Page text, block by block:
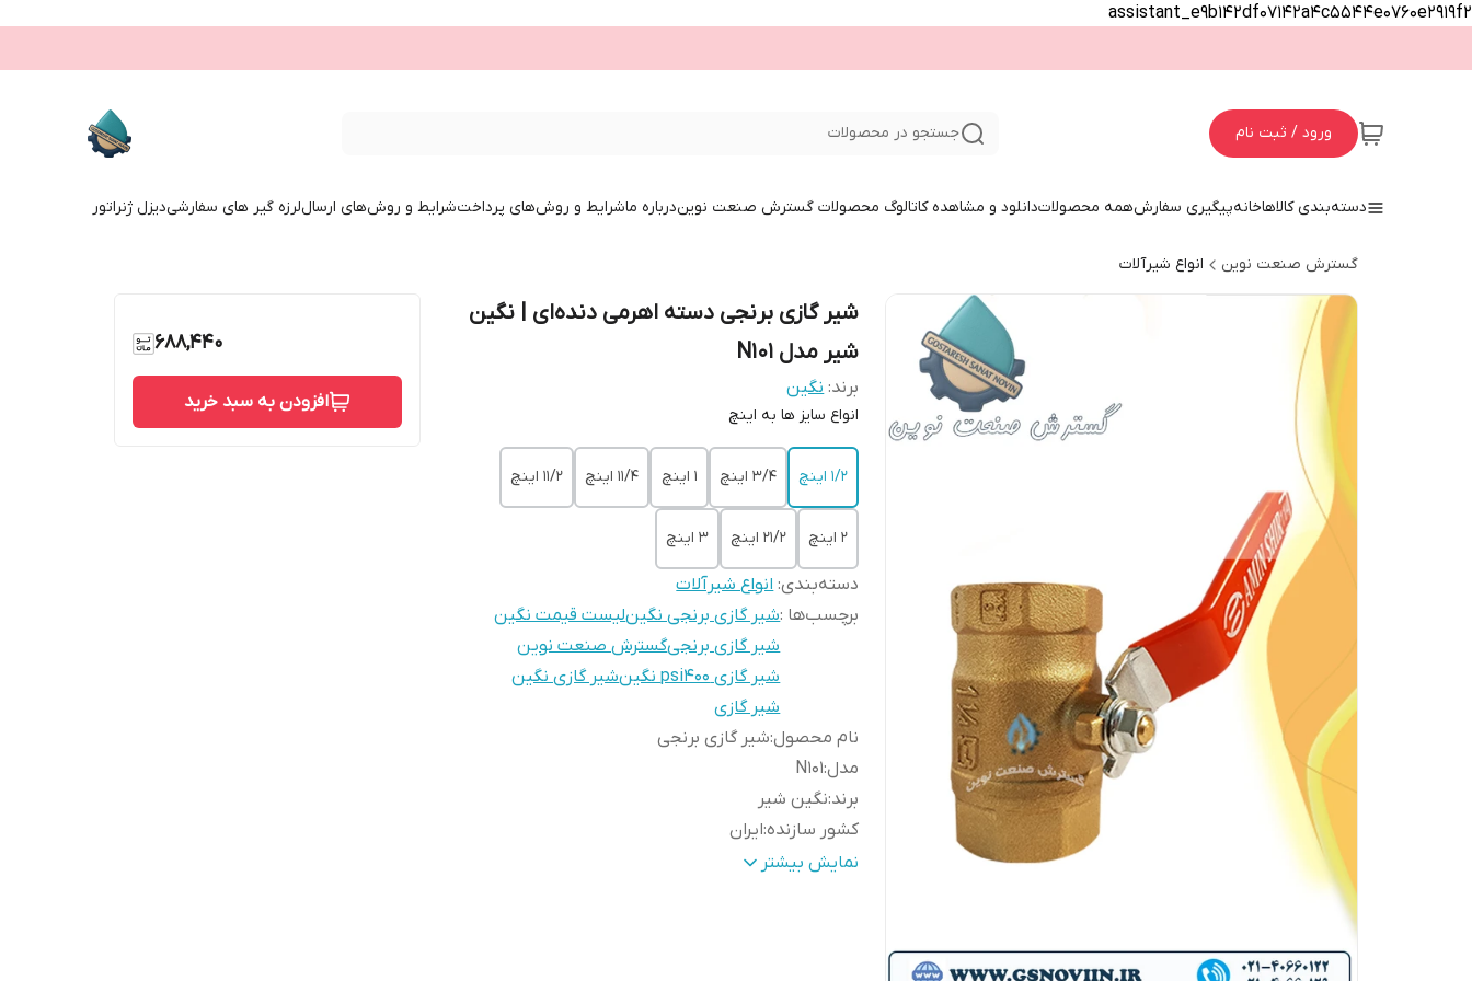
assistant_e9b142df07142a4c5544e0760e2919f2
ورود / ثبت نام جستجو در محصولات
دسته‌بندی کالاهاخانهپیگیری سفارشهمه محصولاتدانلود و مشاهده کاتالوگ محصولات گسترش صنعت نویندرباره ماشرایط و روش‌های پرداختشرایط و روش‌های ارساللرزه گیر های سفارشیدیزل ژنراتور
گسترش صنعت نوین انواع شیرآلات
شیر گازی برنجی دسته اهرمی دنده‌ای | نگین
شیر مدل N101
برند: نگین
انواع سایز ها به اینچ
1/2 اینچ 3/4 اینچ 1 اینچ 11/4 اینچ 11/2 اینچ
2 اینچ 21/2 اینچ 3 اینچ
دسته‌بندی:انواع شیرآلات
برچسب‌ها :شیر گازی برنجی نگینلیست قیمت نگین
شیر گازی برنجیگسترش صنعت نوین
شیر گازی psi400 نگین
شیر گازی نگین
شیر گازی
نام محصول:شیر گازی برنجی
مدل:
N101
برند:نگین شیر
کشور سازنده:ایران
نوع شیر:شیر توپی (Ball Valve)نمایش بیشتر
688,440
افزودن به سبد خرید